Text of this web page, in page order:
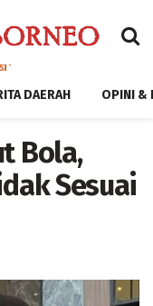
DAERAH OPINI &
Bola,
Sesuai